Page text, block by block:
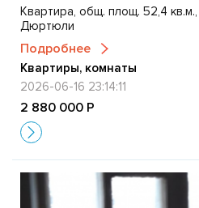
Квартира, общ. площ. 52,4 кв.м.,
Дюртюли
Подробнее
Квартиры, комнаты
2026-06-16 23:14:11
2 880 000 Р